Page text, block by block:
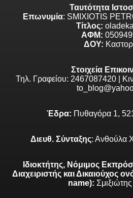
Ταυτότητα
Επωνυμία: SMIXIOTIS
Τίτλος:
ΑΦΜ:
ΔΟΥ:
Στοιχεία
Τηλ. Γραφείου: 2467087420 |
Έδρα: Πυθαγόρα 1,
Διευθ. Σύνταξης: Ανθούλα
Ιδιοκτήτης, Νόμιμος
Διαχειριστής και Δικαιούχος
name):